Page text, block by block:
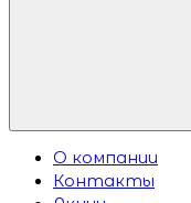
О компании
Контакты